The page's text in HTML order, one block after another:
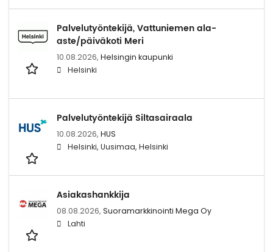
Palvelutyöntekijä, Vattuniemen ala-
aste/päiväkoti Meri
10.08.2026, Helsingin kaupunki
Helsinki
Palvelutyöntekijä Siltasairaala
10.08.2026, HUS
Helsinki, Uusimaa, Helsinki
Asiakashankkija
08.08.2026, Suoramarkkinointi Mega Oy
Lahti